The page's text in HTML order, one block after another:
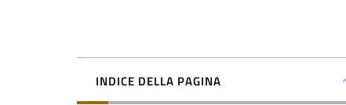
INDICE DELLA PAGINA